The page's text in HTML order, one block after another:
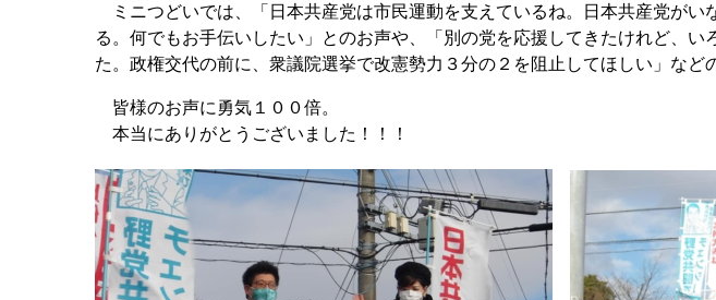
ミニつどいでは、「日本共産党は市民運動を支えているね。日本共産党がい
る。何でもお手伝いしたい」とのお声や、「別の党を応援してきたけれど、
た。政権交代の前に、衆議院選挙で改憲勢力３分の２を阻止してほしい」など
皆様のお声に勇気１００倍。
本当にありがとうございました！！！